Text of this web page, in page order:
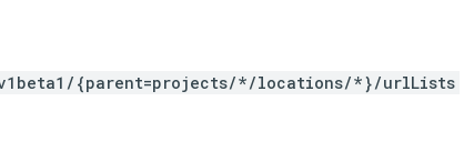
{parent=projects/*/locations/*}/urlLists